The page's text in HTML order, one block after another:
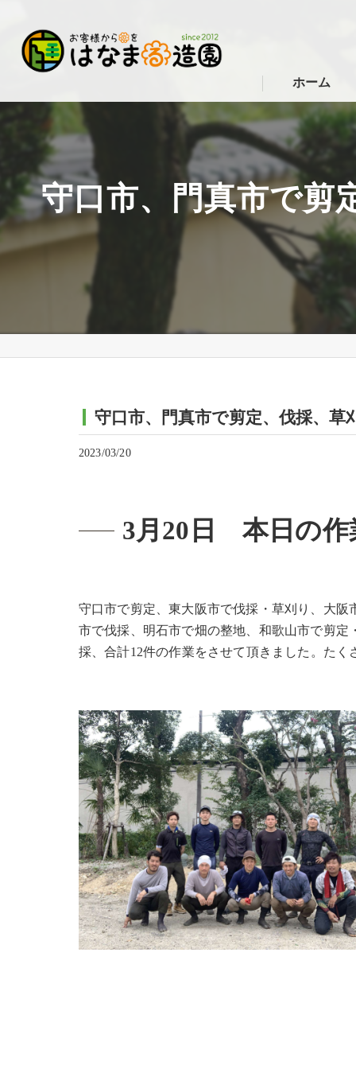
ホーム
守口市、門真市で
守口市、門真市で剪定、伐採、
2023/03/20
3月20日 本日の作
守口市で剪定、東大阪市で伐採・草刈り、大
市で伐採、明石市で畑の整地、和歌山市で剪
採、合計12件の作業をさせて頂きました。たく